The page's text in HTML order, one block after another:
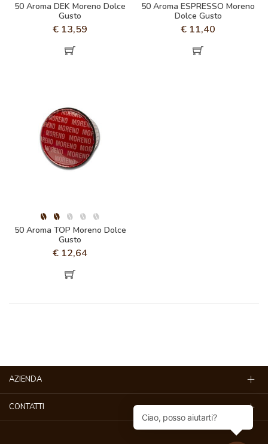
50 Aroma DEK Moreno Dolce
Gusto
€ 13,59
50 Aroma ESPRESSO Moreno
Dolce Gusto
€ 11,40
50 Aroma TOP Moreno Dolce
Gusto
€ 12,64
AZIENDA
CONTATTI